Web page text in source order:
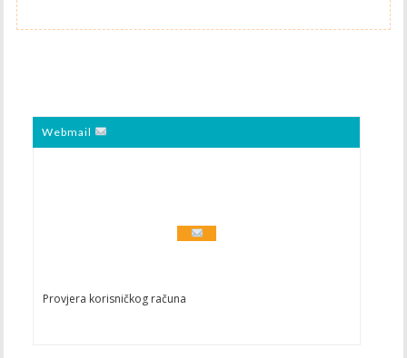
Webmail
Provjera korisničkog računa